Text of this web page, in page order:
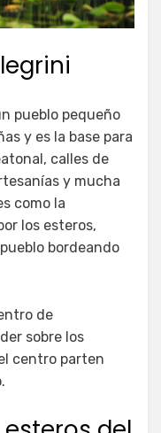
pueblo pequeño
y es la base para
calles de
y mucha
como la
los esteros,
bordeando
de
sobre los
centro parten